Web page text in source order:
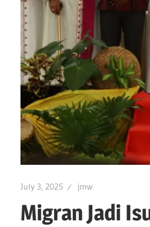
July 3, 2025 jmw
Migran Jadi